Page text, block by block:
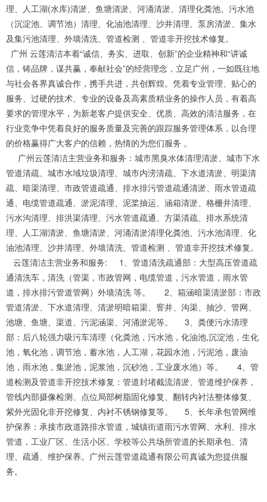
理、人工湖(水库)清淤、鱼塘清淤、河涌清淤、清理化粪池、污水池
（沉淀池、调节池）清理、化油池清理、沙井清理、泵房清淤、集水
及集污池清理、外墙清洗、管道检测 、管道非开挖技术修复。
广州 云莲清洁本着“诚信、务实、进取、创新”的企业精神和“讲诚
信，铸品牌，谋共赢，奉献社会”的经营理念，立足广州，一如既往地
与社会各界真诚合作，携手共进，共创辉煌。凭着专业管理、贴心的
服务、过硬的技术、专业的设备及高素质精业务的操作人员，有着高
要求的管理水平，为新老客户提供安全、优质、高效的清洁服务，在
行业竞争中凭着良好的服务质量及完善的跟踪服务管理体系，以合理
的价格赢得广大客户的信赖，热情的为您们服务 。
广州云莲清洁主营业务和服务：城市黑臭水体清理清淤、城市下水
管道清疏、城市水域垃圾清理、城市内涝清疏、下水道清淤、明渠清
疏、暗渠清理、市政管道疏通、排水排污管道疏通清淤、雨水管道疏
通、电缆管道疏通、淤泥清理、泥桨抽运、涵箱清淤、格栅井清理、
污水沟清理、排洪渠清理、污水管道疏通、方渠清疏、排水系统清
理、人工湖清淤、鱼塘清淤、河涌清淤清理化粪池、污水池清理、化
油池清理、沙井清理、外墙清洗、管道检测 、管道非开挖技术修复。
云莲清洁主营业务和服务: 1、管道清洗疏通部：大型高压管道疏
通清洗车，清洗（管渠，市政管网，电缆管道，污水管道，雨水管
道，排水排污管道管网）外墙清洗 等。 2、箱涵暗渠清淤部：市政
管道清淤、下水道清理、清淤明暗箱渠、窨井、沟渠、抽沙、管网、
池塘、鱼塘、渠道、污泥涵渠、河涌淤泥等。 3、粪便污水清理
部：后八轮强力吸污车清理（化粪池，污水池，化油池,沉淀池，生化
池，氧化池，调节池，蓄水池，人工湖，花园水池，污泥池，废油
池，雨水池，集淤池，泥浆池，沉砂池，工业废水池）等。 4、管
道检测及管道非开挖技术修复：管道封堵截流清淤、管道维护保养，
管线内部摄像检测、点位局部树脂固化修复、翻转内衬法整体修复、
紫外光固化非开挖修复、内衬不锈钢修复等。 5、长年承包管网维
护保养：承接市政道路排水管道，城镇街道雨污水管网、水利、排水
管道，工业厂区、生活小区、学校等公共场所管道的长期承包、清
理、疏通、维护保养。广州云莲管道疏通有限公司真诚为您提供服
务。